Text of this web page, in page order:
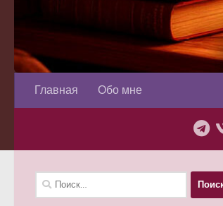
Главная Обо мне
Найти: